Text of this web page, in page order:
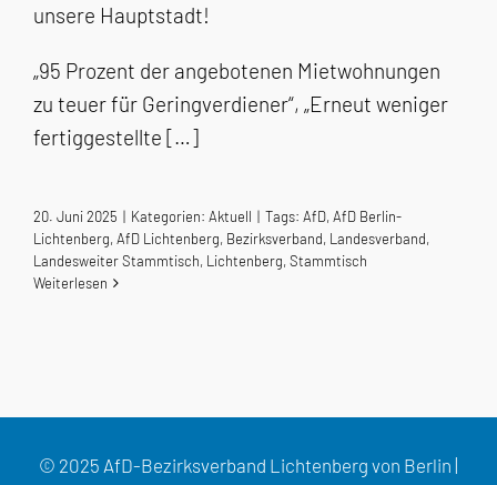
unsere Hauptstadt!
„95 Prozent der angebotenen Mietwohnungen
zu teuer für Geringverdiener“, „Erneut weniger
fertiggestellte […]
20. Juni 2025 | Kategorien: Aktuell | Tags: AfD,AfD Berlin-
Lichtenberg,AfD Lichtenberg, Bezirksverband, Landesverband,
Landesweiter Stammtisch, Lichtenberg,Stammtisch
Weiterlesen
© 2025 AfD-Bezirksverband Lichtenberg von Berlin |